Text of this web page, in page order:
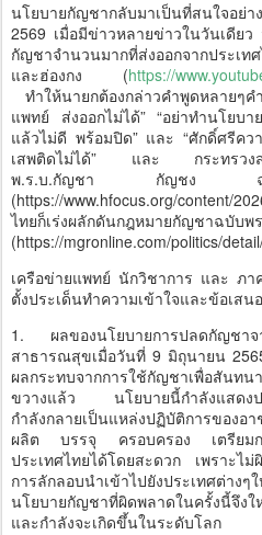
นโยบายกัญชากลับมาเป็นที่สนใจอย่
2569 เมื่อมีข่าวหลายข่าวในวันเดีย
กัญชาจำนวนมากที่ส่งออกจากประ
และฮ่องกง (https://
ทำให้นายกต้องกล่าวคำพูดหลายๆ
แพทย์ ส่งออกไม่ได้” “อย่าทำนโยบ
แล้วไม่ดี พร้อมปิด” และ “ศักดิ์ศรีคว
เสพติดไม่ได้” และ กระทรวงสา
พ.ร.บ.กัญชา กัญชง ฉบับกร
(https://www.hfocus.org/content/
ไทยก็เร่งผลักดันกฎหมายกัญชาฉบับพ
(https://mgronline.com/politics/
เครือข่ายแพทย์ นักวิชาการ และ ภ
ตั้งประเด็นทำความเข้าใจและข้อเส
1.
ผลของนโยบายการปลดกัญชาจ
สาธารณสุขเมื่อวันที่ 9 มิถุนายน
ผลกระทบจากการใช้กัญชาเพื่อสันทน
ขวางแล้ว นโยบายนี้กำลังแสดงปร
กำลังกลายเป็นแหล่งปฏิบัติการข
ผลิต บรรจุ ครอบครอง เตรียมก
ประเทศไทยได้โดยสะดวก เพราะไ
การลักลอบนำเข้าไปยังประเทศต่าง
นโยบายกัญชาที่ผิดพลาดในครั้งนี้จึ
และกำลังจะเกิดขึ้นในระดับโลก